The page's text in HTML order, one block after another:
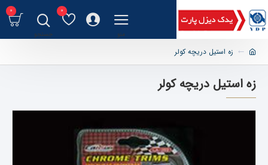
0
0
زه استیل دریچه کولر
زه استیل دریچه کولر